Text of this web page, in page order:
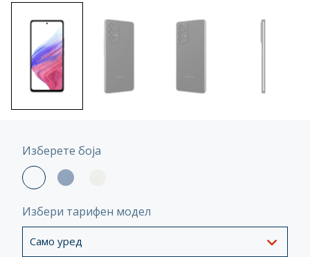
Изберете боја
Избери тарифен модел
Само уред